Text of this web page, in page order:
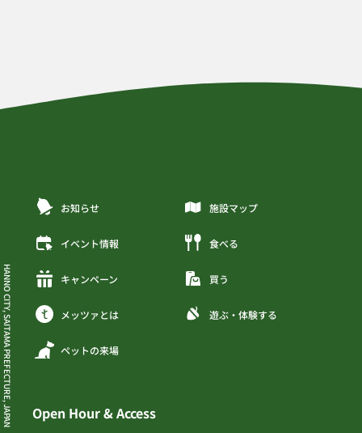
HANNO CITY, SAITAMA PREFECTURE, JAPAN
お知らせ
イベント情報
キャンペーン
メッツァとは
ペットの来場
施設マップ
食べる
買う
遊ぶ・体験する
Open Hour & Access